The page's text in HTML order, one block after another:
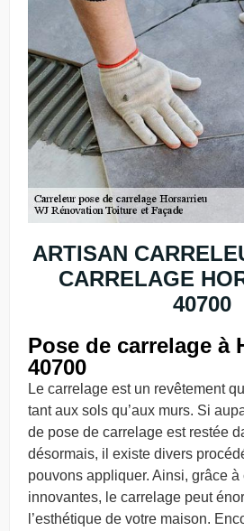
ARTISAN
CARRELAGE
40700
Pose de carrelage à
40700
Le carrelage est un revêtement
tant aux sols qu’aux murs. Si
de pose de carrelage est restée
désormais, il existe divers
pouvons appliquer. Ainsi, grâce
innovantes, le carrelage peut
l’esthétique de votre maison.